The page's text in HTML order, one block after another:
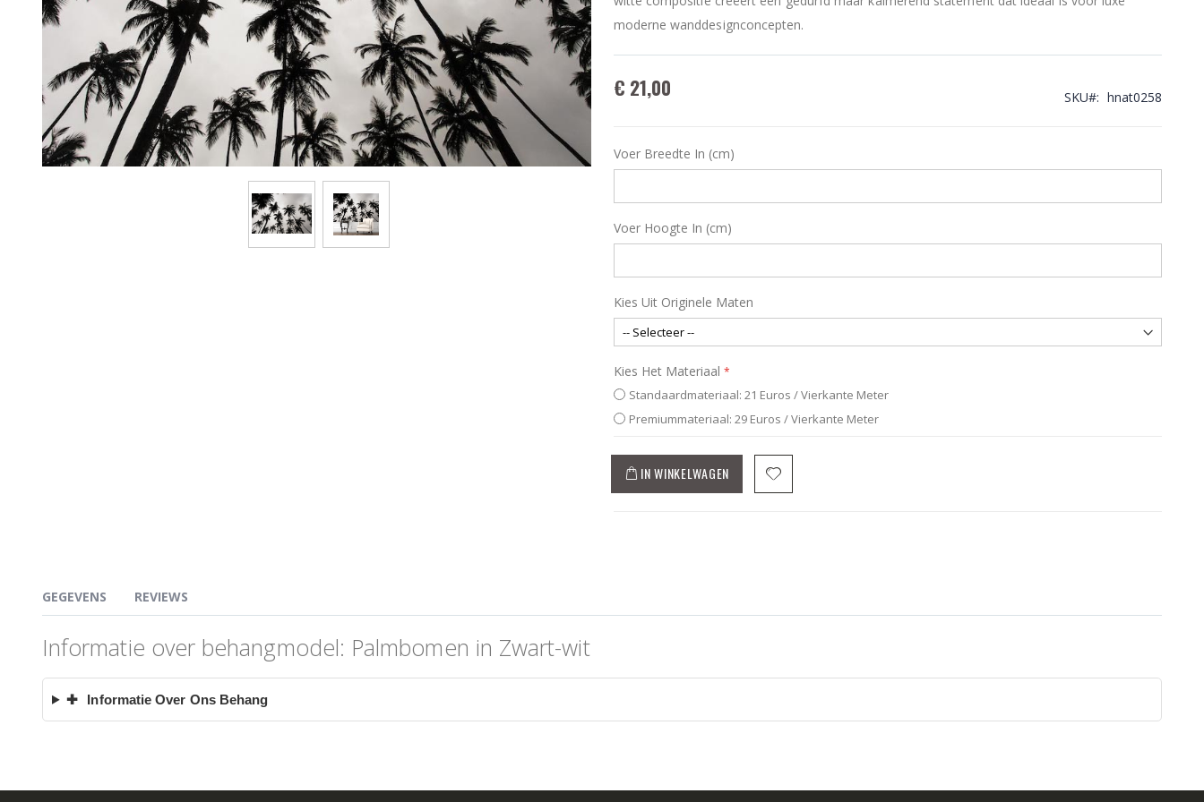
moderne wanddesignconcepten.
€ 21,00 SKU hnat0258
Voer Breedte In (cm)
Voer Hoogte In (cm)
Kies Uit Originele Maten
Kies Het Materiaal
Standaardmateriaal: 21 Euros / Vierkante Meter
Premiummateriaal: 29 Euros / Vierkante Meter
IN WINKELWAGEN
GEGEVENS
Informatie over behangmodel: Palmbomen in Zwart-wit
✚ Informatie Over Ons Behang
REVIEWS